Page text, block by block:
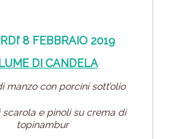
8 FEBBRAIO 2019
DI CANDELA
manzo con porcini sott’olio
scarola e pinoli su crema di
topinambur